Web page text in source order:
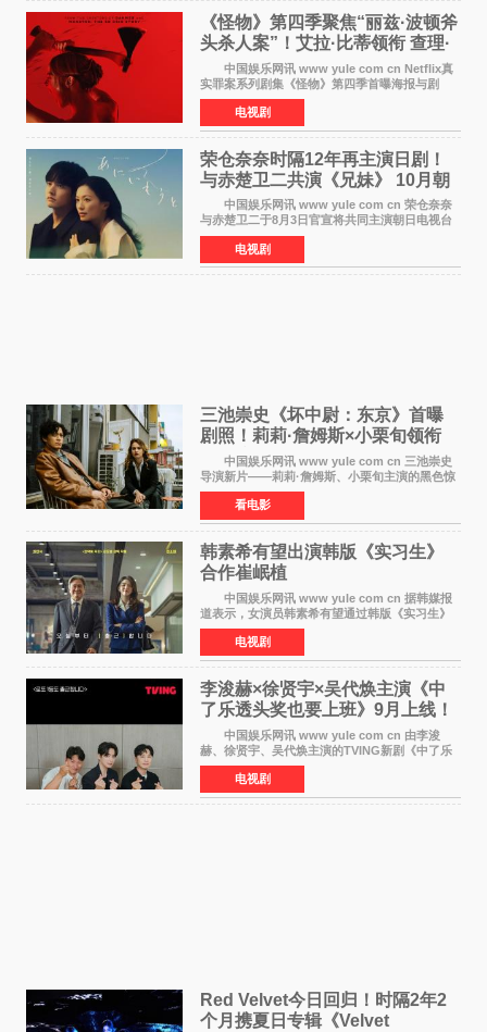
《怪物》第四季聚焦“丽兹·波顿斧
头杀人案”！艾拉·比蒂领衔 查理·
汉纳姆、莎拉·保
中国娱乐网讯 www yule com cn Netflix真
实罪案系列剧集《怪物》第四季首曝海报与剧
照，聚焦鹅妈妈童谣亦有记载的著名血腥杀人案
——丽兹·波顿砍死生父与继母案。 本季由艾
拉·比蒂饰
电视剧
荣仓奈奈时隔12年再主演日剧！
与赤楚卫二共演《兄妹》 10月朝
日新档开播
中国娱乐网讯 www yule com cn 荣仓奈奈
与赤楚卫二于8月3日官宣将共同主演朝日电视台
日剧《兄妹》（10月开播，每周六晚10点播
出）。这也是荣仓奈奈继TBS剧集《为了N》之
后，暌违12年再度担
电视剧
三池崇史《坏中尉：东京》首曝
剧照！莉莉·詹姆斯×小栗旬领衔
黑色惊悚再升级
中国娱乐网讯 www yule com cn 三池崇史
导演新片——莉莉·詹姆斯、小栗旬主演的黑色惊
悚电影《坏中尉：东京》首曝剧照。继阿贝尔·费
拉拉&times;哈威·凯特尔的1992年《坏中尉》和
沃纳·赫
看电影
韩素希有望出演韩版《实习生》
合作崔岷植
中国娱乐网讯 www yule com cn 据韩媒报
道表示，女演员韩素希有望通过韩版《实习生》
回归荧幕，合作前辈演员崔岷植。 根据消息
表示，演员韩素希目前已经结束了电视剧《Y计
划》的拍摄工
电视剧
李浚赫×徐贤宇×吴代焕主演《中
了乐透头奖也要上班》9月上线！
TVING先网后台
中国娱乐网讯 www yule com cn 由李浚
赫、徐贤宇、吴代焕主演的TVING新剧《中了乐
透头奖也要上班》定档9月10日播出，随后于9月
14日起登陆tvN月火档，实现先网后台双平台播出
模式。 本剧改
电视剧
Red Velvet今日回归！时隔2年2
个月携夏日专辑《Velvet